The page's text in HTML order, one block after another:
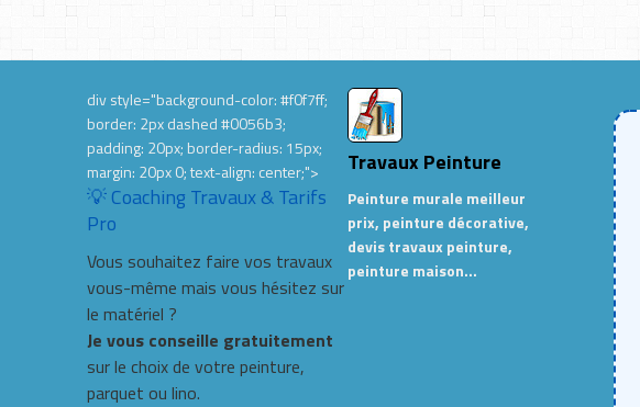
div style="background-color: #f0f7ff;
border: 2px dashed #0056b3;
padding: 20px; border-radius: 15px;
margin: 20px 0; text-align: center;">
💡 Coaching Travaux & Tarifs
Pro
Vous souhaitez faire vos travaux
vous-même mais vous hésitez sur
le matériel ?
Je vous conseille gratuitement
sur le choix de votre peinture,
parquet ou lino.
Travaux Peinture
Peinture murale meilleur
prix, peinture décorative,
devis travaux peinture,
peinture maison…